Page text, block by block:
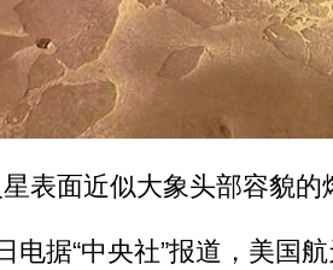
星表面近似大象头部容貌的
据“中央社”报道，美国航